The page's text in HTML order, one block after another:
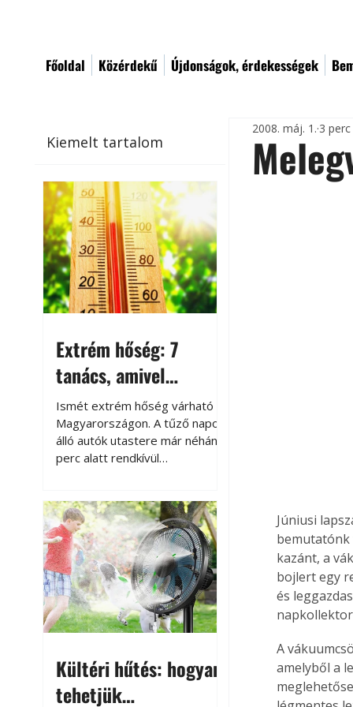
Főoldal Közérdekű Újdonságok, érdekességek
Kiemelt tartalom
Extrém hőség: 7
tanács, amivel
megóvhatjuk
autónkat a nyári
károktól
Ismét extrém hőség várható
Magyarországon. A tűző napon
álló autók utastere már néhány
perc alatt rendkívül
megközelítheti. Ez nemcsak a
beszállást teszi kellemetlenné,
hanem az autó állapotára és a
benne hagyott tárgyakra is
káros hatással lehet. Néhány
egyszerű óvintézkedéssel
azonban jelentősen
csökkenthetjük a hőség káros
Kültéri hűtés: hogyan
tehetjük
2008. máj. 1. 3
Júniusi
bemutatónk
kazánt, a
bojlert egy
és
A
amelyből a